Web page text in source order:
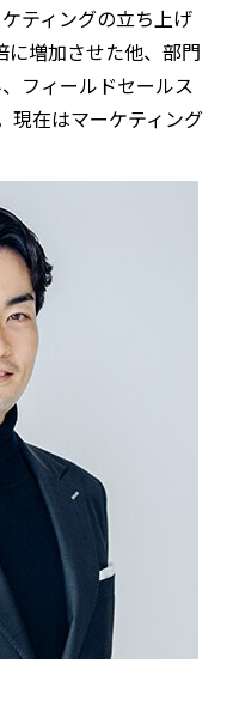
ティングの立ち上げ
に増加させた他、部門
フィールドセールス
現在はマーケティング